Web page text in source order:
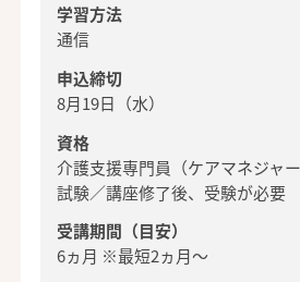
学習方法
通信
申込締切
8月19日（水）
資格
介護支援専門員（ケアマネジャ
試験／講座修了後、受験が必要
受講期間（目安）
6ヵ月 ※最短2ヵ月～